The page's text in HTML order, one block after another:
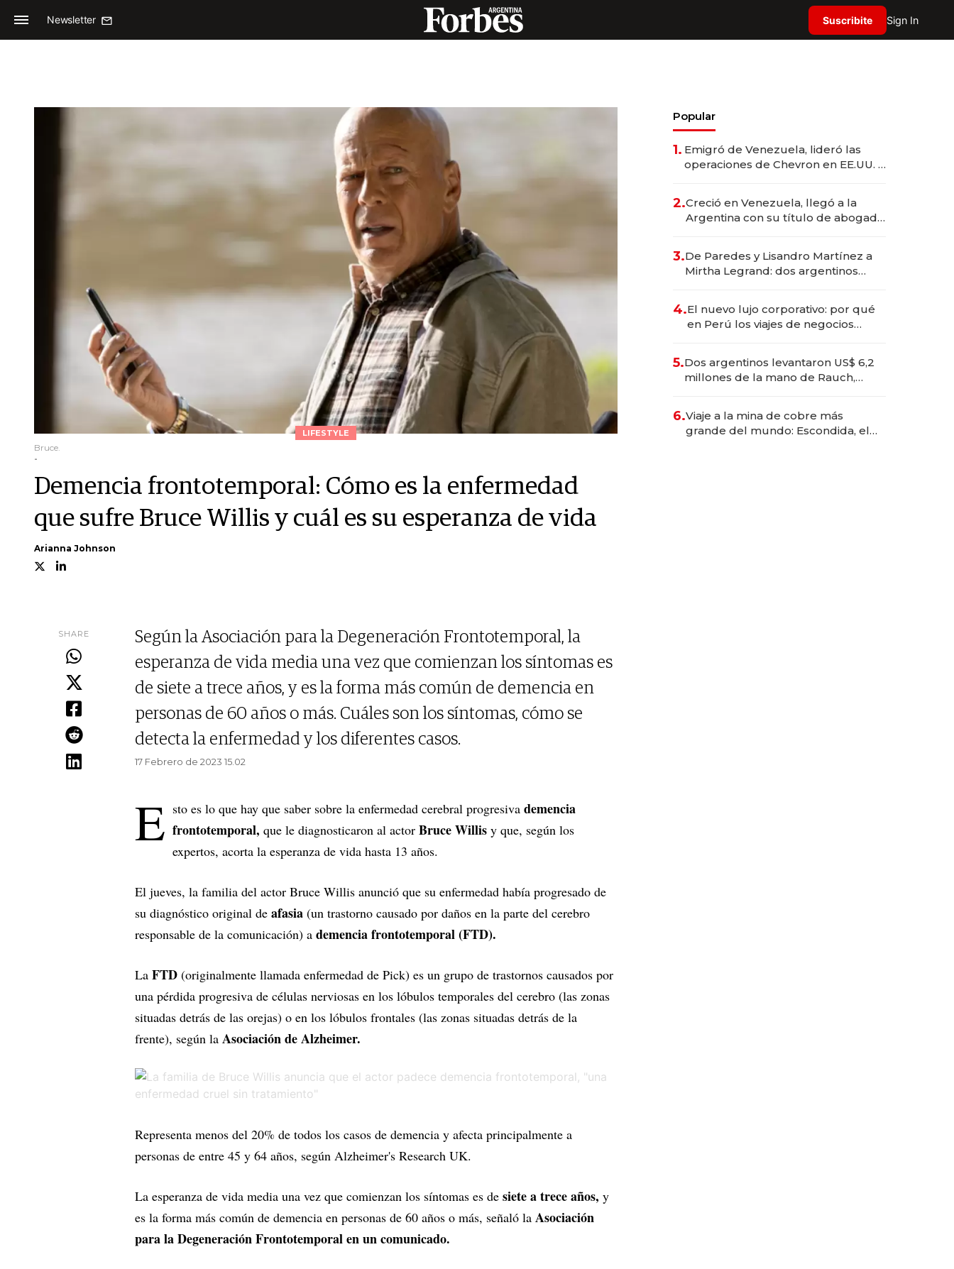
Newsletter Suscribite Sign In
LIFESTYLE
Bruce.
-
Demencia frontotemporal: Cómo es la enfermedad
que sufre Bruce Willis y cuál es su esperanza de vida
Arianna Johnson
SHARE
Según la Asociación para la Degeneración Frontotemporal, la
esperanza de vida media una vez que comienzan los síntomas es
de siete a trece años, y es la forma más común de demencia en
personas de 60 años o más. Cuáles son los síntomas, cómo se
detecta la enfermedad y los diferentes casos.
17 Febrero de 2023 15.02
E sto es lo que hay que saber sobre la enfermedad cerebral progresiva demencia
frontotemporal, que le diagnosticaron al actor Bruce Willis y que, según los
expertos, acorta la esperanza de vida hasta 13 años.
El jueves, la familia del actor Bruce Willis anunció que su enfermedad había progresado de
su diagnóstico original de afasia (un trastorno causado por daños en la parte del cerebro
responsable de la comunicación) a demencia frontotemporal (FTD).
La FTD (originalmente llamada enfermedad de Pick) es un grupo de trastornos causados por
una pérdida progresiva de células nerviosas en los lóbulos temporales del cerebro (las zonas
situadas detrás de las orejas) o en los lóbulos frontales (las zonas situadas detrás de la
frente), según la Asociación de Alzheimer.
Representa menos del 20% de todos los casos de demencia y afecta principalmente a
personas de entre 45 y 64 años, según Alzheimer's Research UK.
La esperanza de vida media una vez que comienzan los síntomas es de siete a trece años, y
es la forma más común de demencia en personas de 60 años o más, señaló la Asociación
para la Degeneración Frontotemporal en un comunicado.
Popular
1. Emigró de Venezuela, lideró las
operaciones de Chevron en EE.UU. y
2.Creció en Venezuela, llegó a la
Argentina con su título de abogado
marcas "fast premium"
3.De Paredes y Lisandro Martínez a
Mirtha Legrand: dos argentinos
4.El nuevo lujo corporativo: por qué
en Perú los viajes de negocios
transformadoras
5.Dos argentinos levantaron US$ 6,2
millones de la mano de Rauch,
6.Viaje a la mina de cobre más
grande del mundo: Escondida, el